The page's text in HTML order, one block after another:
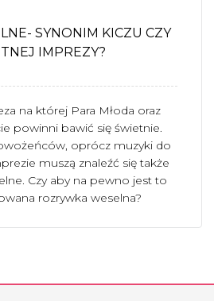
SYNONIM KICZU CZY
IMPREZY?
na której Para Młoda oraz
powinni bawić się świetnie.
oprócz muzyki do
muszą znaleźć się także
Czy aby na pewno jest to
rozrywka weselna?